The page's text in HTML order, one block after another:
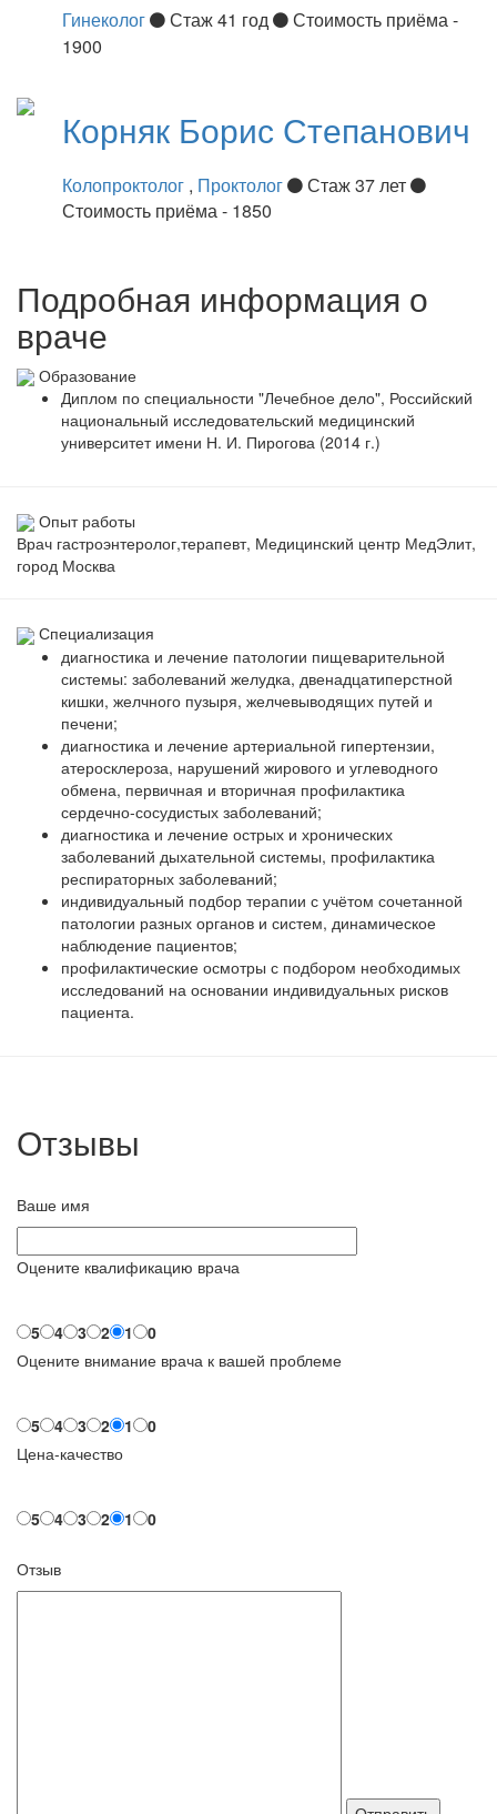
Гинеколог Стаж 41 год
Стоимость приёма -
1900
Корняк Борис Степанович
Колопроктолог , Проктолог
Стаж 37 лет
Стоимость приёма - 1850
Подробная информация о
враче
Образование
Диплом по специальности "Лечебное дело", Российский
национальный исследовательский медицинский
университет имени Н. И. Пирогова (2014 г.)
Опыт работы
Врач гастроэнтеролог,терапевт, Медицинский центр МедЭлит,
город Москва
Специализация
диагностика и лечение патологии пищеварительной
системы: заболеваний желудка, двенадцатиперстной
кишки, желчного пузыря, желчевыводящих путей и
печени;
диагностика и лечение артериальной гипертензии,
атеросклероза, нарушений жирового и углеводного
обмена, первичная и вторичная профилактика
сердечно-сосудистых заболеваний;
диагностика и лечение острых и хронических
заболеваний дыхательной системы, профилактика
респираторных заболеваний;
индивидуальный подбор терапии с учётом сочетанной
патологии разных органов и систем, динамическое
наблюдение пациентов;
профилактические осмотры с подбором необходимых
исследований на основании индивидуальных рисков
пациента.
Отзывы
Ваше имя
Оцените квалификацию врача
5 4 3 2 1
0
Оцените внимание врача к вашей проблеме
5 4 3 2 1
0
Цена-качество
5 4 3 2 1 0
Отзыв